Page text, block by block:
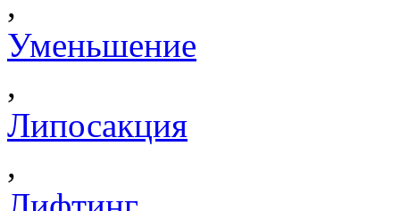
Уменьшение
,
Липосакция
,